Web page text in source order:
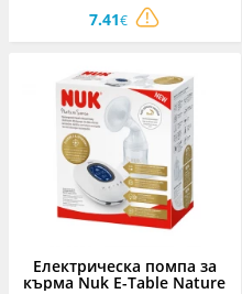
7.41€
Електрическа помпа за
кърма Nuk E-Table Nature